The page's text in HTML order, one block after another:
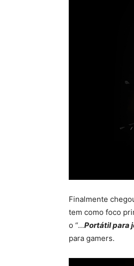
Finalmente
tem como foco
o “…Portátil para
para gamers.